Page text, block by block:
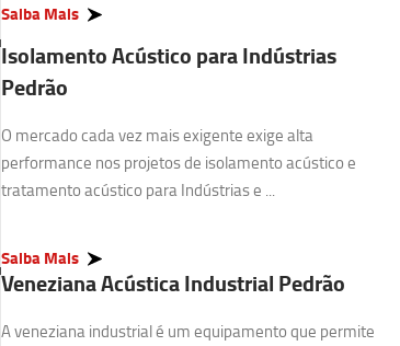
Saiba Mais
Isolamento Acústico para Indústrias
Pedrão
O mercado cada vez mais exigente exige alta
performance nos projetos de isolamento acústico e
tratamento acústico para Indústrias e ...
Saiba Mais
Veneziana Acústica Industrial Pedrão
A veneziana industrial é um equipamento que permite